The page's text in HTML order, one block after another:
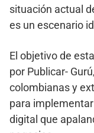
situación actual
es un escenario
El objetivo de
por Publicar-
colombianas y
para
digital que